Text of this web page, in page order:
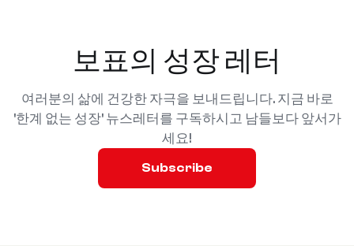
보표의 성장 레터
여러분의 삶에 건강한 자극을 보내드립니다. 지금 바로
'한계 없는 성장' 뉴스레터를 구독하시고 남들보다 앞서가
세요!
Subscribe